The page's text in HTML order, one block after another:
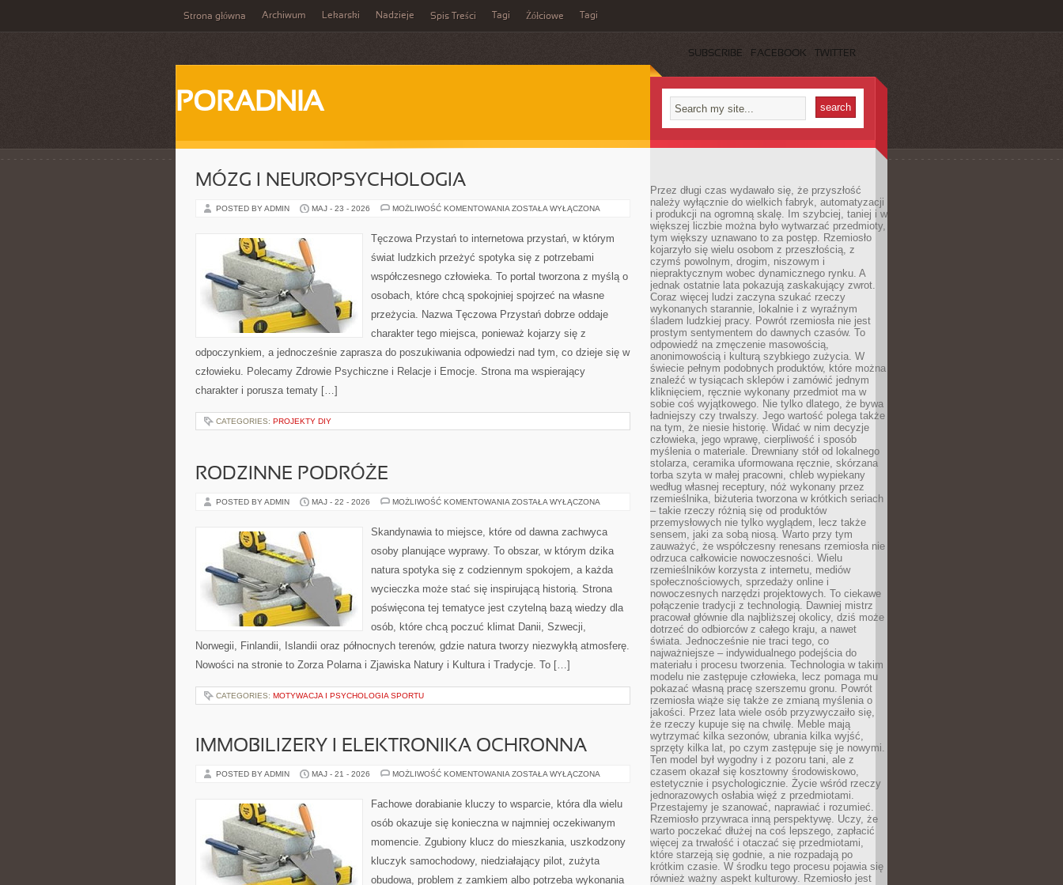
Strona główna Archiwum Lekarski Nadzieje Spis Treści Tagi Żółciowe Tagi
SUBSCRIBE FACEBOOK TWITTER
PORADNIA
MÓZG I NEUROPSYCHOLOGIA
POSTED BY ADMIN MAJ - 23 - 2026 MOŻLIWOŚĆ KOMENTOWANIA MÓZG
ZOSTAŁA WYŁĄCZONA
Tęczowa Przystań to internetowa przystań, w którym
świat ludzkich przeżyć spotyka się z potrzebami
współczesnego człowieka. To portal tworzona z myślą o
osobach, które chcą spokojniej spojrzeć na własne
przeżycia. Nazwa Tęczowa Przystań dobrze oddaje
charakter tego miejsca, ponieważ kojarzy się z
odpoczynkiem, a jednocześnie zaprasza do poszukiwania odpowiedzi nad tym, co dzieje się w
człowieku. Polecamy Zdrowie Psychiczne i Relacje i Emocje. Strona ma wspierający
charakter i porusza tematy […]
CATEGORIES: PROJEKTY DIY
RODZINNE PODRÓŻE
POSTED BY ADMIN MAJ - 22 - 2026 MOŻLIWOŚĆ KOMENTOWANIA RODZINNE
ZOSTAŁA WYŁĄCZONA
Skandynawia to miejsce, które od dawna zachwyca
osoby planujące wyprawy. To obszar, w którym dzika
natura spotyka się z codziennym spokojem, a każda
wycieczka może stać się inspirującą historią. Strona
poświęcona tej tematyce jest czytelną bazą wiedzy dla
osób, które chcą poczuć klimat Danii, Szwecji,
Norwegii, Finlandii, Islandii oraz północnych terenów, gdzie natura tworzy niezwykłą atmosferę.
Nowości na stronie to Zorza Polarna i Zjawiska Natury i Kultura i Tradycje. To […]
CATEGORIES: MOTYWACJA I PSYCHOLOGIA SPORTU
IMMOBILIZERY I ELEKTRONIKA OCHRONNA
POSTED BY ADMIN MAJ - 21 - 2026 MOŻLIWOŚĆ KOMENTOWANIA IMMOBILIZERY
OCHRONNA
ZOSTAŁA WYŁĄCZONA
Fachowe dorabianie kluczy to wsparcie, która dla wielu
osób okazuje się konieczna w najmniej oczekiwanym
momencie. Zgubiony klucz do mieszkania, uszkodzony
kluczyk samochodowy, niedziałający pilot, zużyta
obudowa, problem z zamkiem albo potrzeba wykonania
Przez długi czas wydawało się, że przyszłość
należy wyłącznie do wielkich fabryk, automatyzacji
i produkcji na ogromną skalę. Im szybciej, taniej i w
większej liczbie można było wytwarzać przedmioty,
tym większy uznawano to za postęp. Rzemiosło
kojarzyło się wielu osobom z przeszłością, z
czymś powolnym, drogim, niszowym i
niepraktycznym wobec dynamicznego rynku. A
jednak ostatnie lata pokazują zaskakujący zwrot.
Coraz więcej ludzi zaczyna szukać rzeczy
wykonanych starannie, lokalnie i z wyraźnym
śladem ludzkiej pracy. Powrót rzemiosła nie jest
prostym sentymentem do dawnych czasów. To
odpowiedź na zmęczenie masowością,
anonimowością i kulturą szybkiego zużycia. W
świecie pełnym podobnych produktów, które można
znaleźć w tysiącach sklepów i zamówić jednym
kliknięciem, ręcznie wykonany przedmiot ma w
sobie coś wyjątkowego. Nie tylko dlatego, że bywa
ładniejszy czy trwalszy. Jego wartość polega także
na tym, że niesie historię. Widać w nim decyzje
człowieka, jego wprawę, cierpliwość i sposób
myślenia o materiale. Drewniany stół od lokalnego
stolarza, ceramika uformowana ręcznie, skórzana
torba szyta w małej pracowni, chleb wypiekany
według własnej receptury, nóż wykonany przez
rzemieślnika, biżuteria tworzona w krótkich seriach
– takie rzeczy różnią się od produktów
przemysłowych nie tylko wyglądem, lecz także
sensem, jaki za sobą niosą. Warto przy tym
zauważyć, że współczesny renesans rzemiosła nie
odrzuca całkowicie nowoczesności. Wielu
rzemieślników korzysta z internetu, mediów
społecznościowych, sprzedaży online i
nowoczesnych narzędzi projektowych. To ciekawe
połączenie tradycji z technologią. Dawniej mistrz
pracował głównie dla najbliższej okolicy, dziś może
dotrzeć do odbiorców z całego kraju, a nawet
świata. Jednocześnie nie traci tego, co
najważniejsze – indywidualnego podejścia do
materiału i procesu tworzenia. Technologia w takim
modelu nie zastępuje człowieka, lecz pomaga mu
pokazać własną pracę szerszemu gronu. Powrót
rzemiosła wiąże się także ze zmianą myślenia o
jakości. Przez lata wiele osób przyzwyczaiło się,
że rzeczy kupuje się na chwilę. Meble mają
wytrzymać kilka sezonów, ubrania kilka wyjść,
sprzęty kilka lat, po czym zastępuje się je nowymi.
Ten model był wygodny i z pozoru tani, ale z
czasem okazał się kosztowny środowiskowo,
estetycznie i psychologicznie. Życie wśród rzeczy
jednorazowych osłabia więź z przedmiotami.
Przestajemy je szanować, naprawiać i rozumieć.
Rzemiosło przywraca inną perspektywę. Uczy, że
warto poczekać dłużej na coś lepszego, zapłacić
więcej za trwałość i otaczać się przedmiotami,
które starzeją się godnie, a nie rozpadają po
krótkim czasie. W środku tego procesu pojawia się
również ważny aspekt kulturowy. Rzemiosło jest